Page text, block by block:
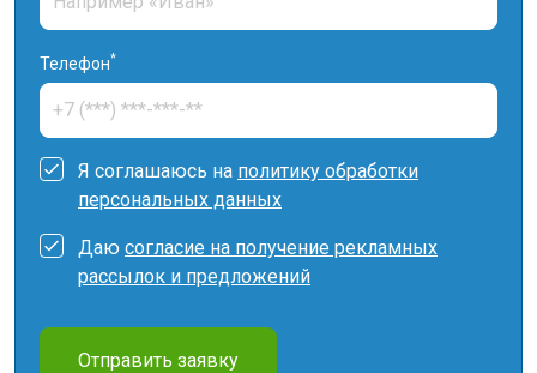
Телефон*
Я соглашаюсь на политику обработки
персональных данных
Даю согласие на получение рекламных
рассылок и предложений
Отправить заявку